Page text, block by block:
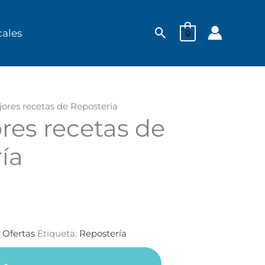
Buscar
0
recetas de Repostería
recetas de
Ofertas Etiqueta: Repostería